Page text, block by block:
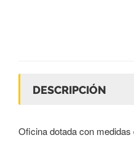
DESCRIPCIÓN
Oficina dotada con medidas